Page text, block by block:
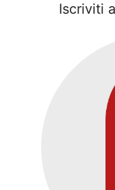
Iscriviti